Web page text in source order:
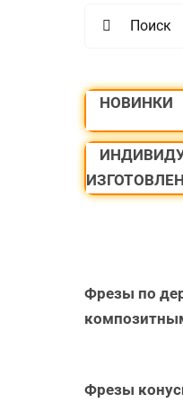
НОВИНКИ
Фрезы по
Фрезы